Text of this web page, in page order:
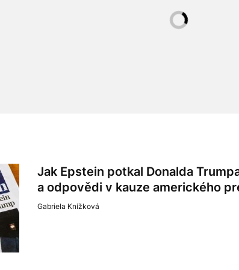
Jak Epstein potkal Donalda
a odpovědi v kauze amerického
Gabriela Knížková